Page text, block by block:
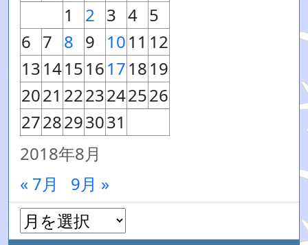
2018年8月
1
2 3 4 5
6 7 8 9 1011 12
13141516171819
2021 2223242526
2728293031
« 7月 9月 »